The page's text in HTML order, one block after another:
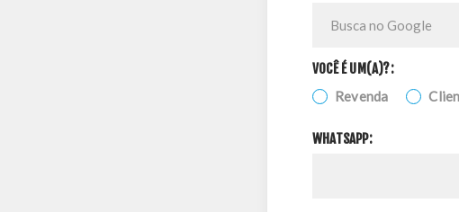
VOCÊ É UM(A)?:
Revenda
WHATSAPP: